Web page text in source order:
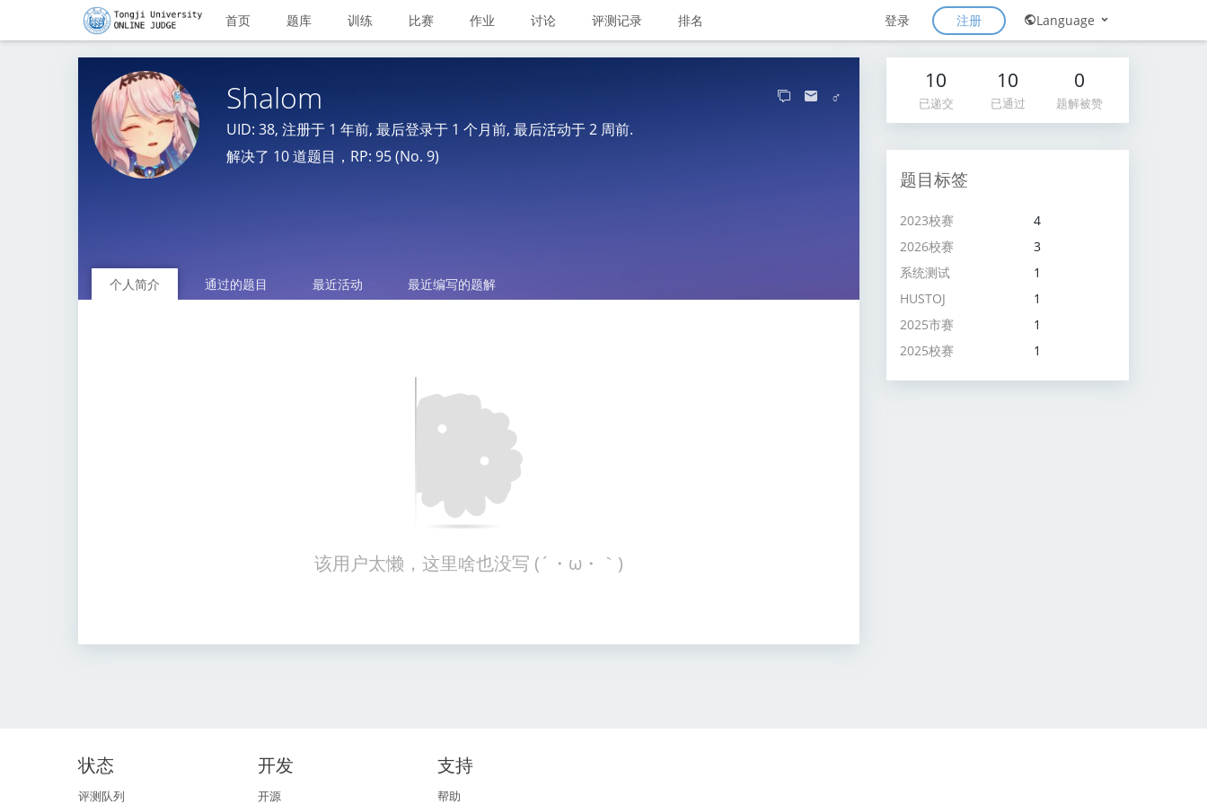
首页 题库 训练 比赛 作业 讨论 评测记录 排名 登录 注册 Language
Shalom
UID: 38, 注册于 1 年前, 最后登录于 1 个月前, 最后活动于2 周前.
解决了 10 道题目，RP: 95 (No. 9)
♂
个人简介 通过的题目 最近活动 最近编写的题解
该用户太懒，这里啥也没写 (´・ω・｀)
10
已递交
10
已通过
0
题解被赞
题目标签
2023校赛
4
2026校赛
3
系统测试
1
HUSTOJ
1
2025市赛
1
2025校赛
1
状态
评测队列
开发
开源
支持
帮助